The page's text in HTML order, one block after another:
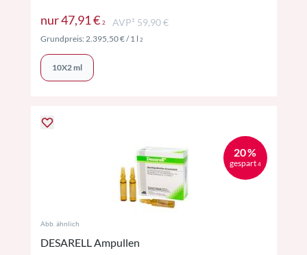
nur47,91 € 2Preise inkl. MwSt. ggf. zzgl. Versand
AVP² 59,90 €
Grundpreis:2.395,50 €/ 1 l 2Preise inkl. MwSt. ggf. zzgl. Versand
10X2 ml
20 %
gespart 4
Abb. ähnlich
DESARELL Ampullen